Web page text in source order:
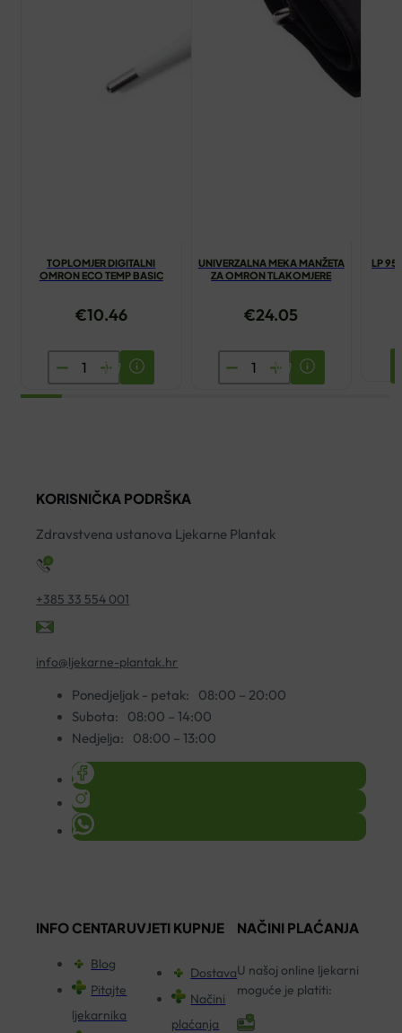
TOPLOMJER DIGITALNI
OMRON ECO TEMP BASIC
€10.46
TOPLOMJER
DIGITALNI
količina
UNIVERZALNA MEKA MANŽETA
ZA OMRON TLAKOMJERE
€24.05
UNIVERZALNA
MEKA
LP
KORISNIČKA PODRŠKA
Zdravstvena ustanova Ljekarne Plantak
+385 33 554 001
info@ljekarne-plantak.hr
Ponedjeljak - petak:
08:00 – 20:00
Subota:
08:00 – 14:00
Nedjelja:
08:00 – 13:00
INFO CENTAR
Blog
Pitajte
ljekarnika
UVJETI KUPNJE
Dostava
Načini
plaćanja
NAČINI PLAĆANJA
U našoj online ljekarni
moguće je platiti: